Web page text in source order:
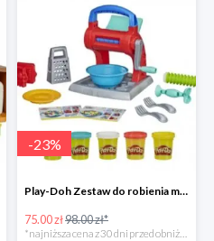
-23%
Play-Doh Zestaw do robienia makaronów -23%
75.00 zł98.00 zł*